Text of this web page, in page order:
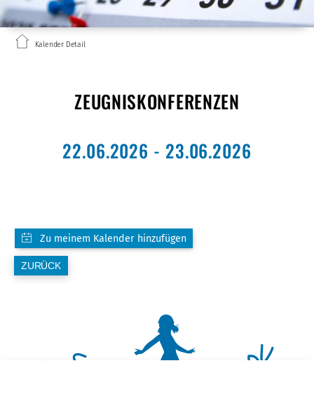
Kalender Detail
ZEUGNISKONFERENZEN
22.06.2026 - 23.06.2026
ZURÜCK